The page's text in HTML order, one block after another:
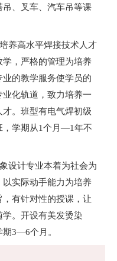
、叉车、汽车吊等课
养高水平焊接技术人才
，严格的管理为培养
的教学服务使学员的
化轨道，致力培养一
。班型有电气焊初级
，学期从1个月—1年不
设计专业本着为社会为
实际动手能力为培养
有针对性的授课，让
。开设有美发烫染
3—6个月。